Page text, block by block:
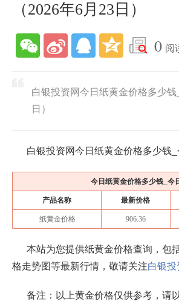
（2026年6月23日）
0 阅
白银投资网今日纸黄金价格多少
日）
白银投资网今日纸黄金价格多少钱
今日纸黄金价格多少钱_今
产品名称 最新价格
纸黄金价格 906.36
本站为您提供纸黄金价格查询，包
格走势图等最新行情，敬请关注白银投
备注：以上黄金价格仅供参考，请